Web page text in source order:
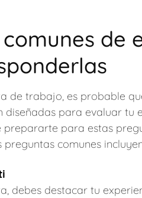
de
de trabajo, es probable
diseñadas para evaluar
prepararte para estas
preguntas comunes
debes destacar tu